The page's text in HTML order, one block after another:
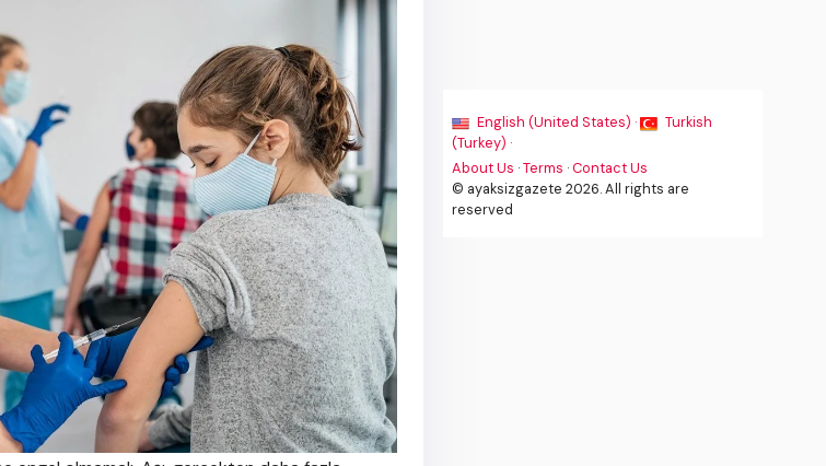
English (United States) ·
Turkish
(Turkey) ·
About Us ·Terms ·Contact Us
© ayaksizgazete 2026. All rights are
reserved